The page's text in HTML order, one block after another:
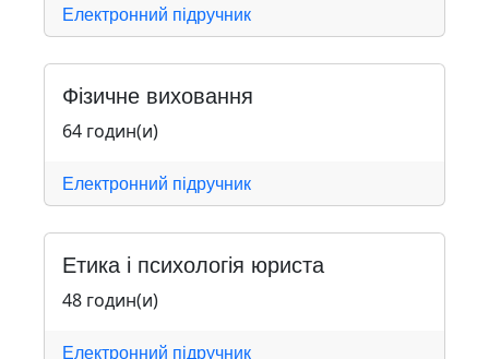
Електронний підручник
Фізичне виховання
64 годин(и)
Електронний підручник
Етика і психологія юриста
48 годин(и)
Електронний підручник